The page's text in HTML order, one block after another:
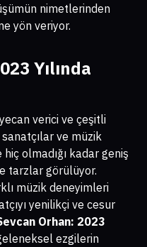
nimetlerinden
yön veriyor.
Yılında
verici ve çeşitli
ve müzik
hiç olmadığı kadar geniş
tarzlar görülüyor.
müzik deneyimleri
yenilikçi ve cesur
Orhan: 2023
ezgilerin